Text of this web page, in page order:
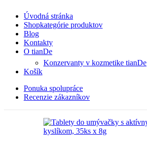
Úvodná stránka
Shopkategórie produktov
Blog
Kontakty
O tianDe
Konzervanty v kozmetike tianDe
Košík
Ponuka spolupráce
Recenzie zákazníkov